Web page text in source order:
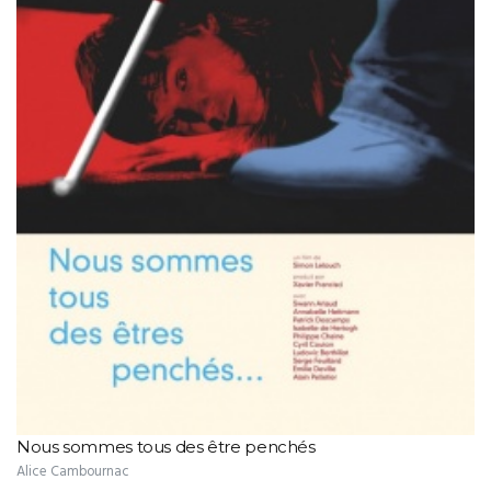
Nous sommes tous des être penchés
Alice Cambournac